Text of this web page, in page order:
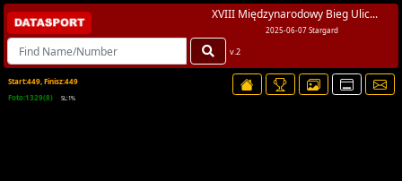
XVIII Międzynarodowy Bieg Ulic...
2025-06-07 Stargard
v.2
Start:449, Finisz:449
Foto:1329(8)
SL:1%